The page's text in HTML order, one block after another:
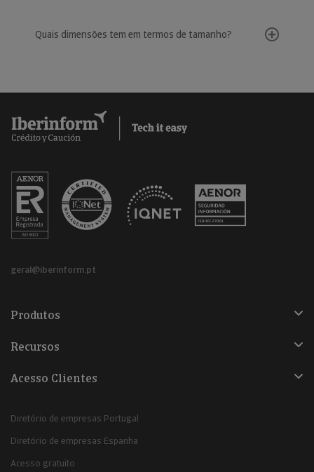
Quais dimensões tem em termos de tamanho?
geral@iberinform.pt
Produtos
Recursos
Acesso Clientes
Diretório de empresas Portugal
Diretório de empresas Espanha
Acesso gratuito